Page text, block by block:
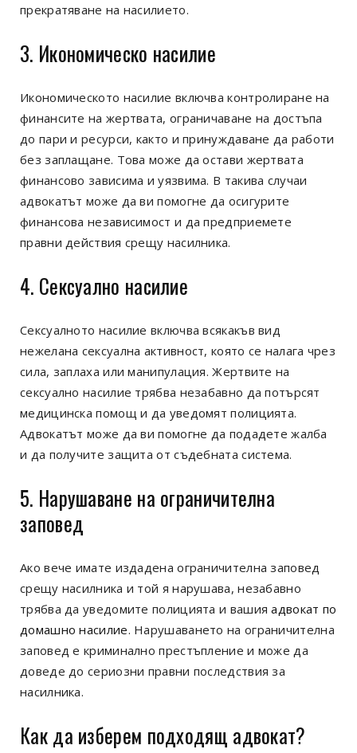
прекратяване на насилието.
3. Икономическо насилие
Икономическото насилие включва контролиране на
финансите на жертвата, ограничаване на достъпа
до пари и ресурси, както и принуждаване да работи
без заплащане. Това може да остави жертвата
финансово зависима и уязвима. В такива случаи
адвокатът може да ви помогне да осигурите
финансова независимост и да предприемете
правни действия срещу насилника.
4. Сексуално насилие
Сексуалното насилие включва всякакъв вид
нежелана сексуална активност, която се налага чрез
сила, заплаха или манипулация. Жертвите на
сексуално насилие трябва незабавно да потърсят
медицинска помощ и да уведомят полицията.
Адвокатът може да ви помогне да подадете жалба
и да получите защита от съдебната система.
5. Нарушаване на ограничителна
заповед
Ако вече имате издадена ограничителна заповед
срещу насилника и той я нарушава, незабавно
трябва да уведомите полицията и вашияадвокат по
домашно насилие. Нарушаването на ограничителна
заповед е криминално престъпление и може да
доведе до сериозни правни последствия за
насилника.
Как да изберем подходящ адвокат?